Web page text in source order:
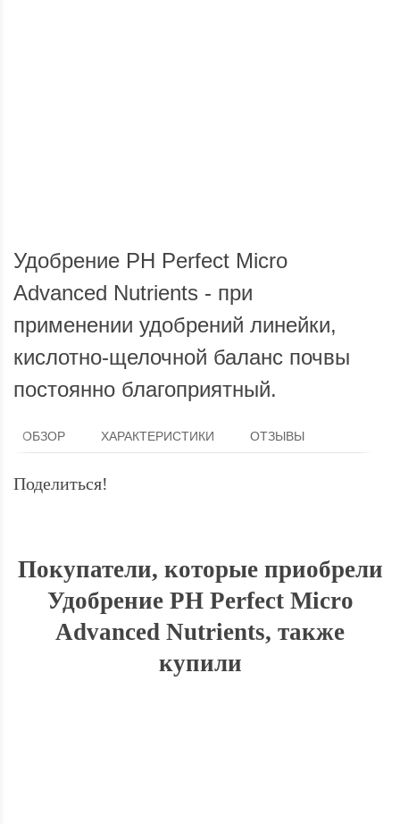
Удобрение PH Perfect Micro
Advanced Nutrients - при
применении удобрений линейки,
кислотно-щелочной баланс почвы
постоянно благоприятный.
ОБЗОР ХАРАКТЕРИСТИКИ ОТЗЫВЫ
Поделиться!
Покупатели, которые приобрели
Удобрение PH Perfect Micro
Advanced Nutrients, также
купили